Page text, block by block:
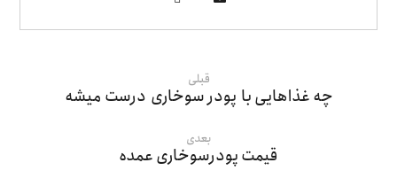
قبلی
چه غذاهایی با پودر سوخاری درست میشه
بعدی
قیمت پودرسوخاری عمده